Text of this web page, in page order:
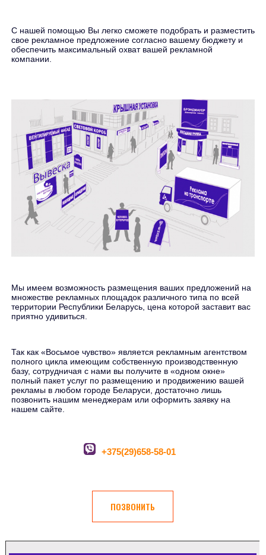
С нашей помощью Вы легко сможете подобрать и разместить
свое рекламное предложение согласно вашему бюджету и
обеспечить максимальный охват вашей рекламной
компании.
Мы имеем возможность размещения ваших предложений на
множестве рекламных площадок различного типа по всей
территории Республики Беларусь, цена которой заставит вас
приятно удивиться.
Так как «Восьмое чувство» является рекламным агентством
полного цикла имеющим собственную производственную
базу, сотрудничая с нами вы получите в «одном окне»
полный пакет услуг по размещению и продвижению вашей
рекламы в любом городе Беларуси, достаточно лишь
позвонить нашим менеджерам или оформить заявку на
нашем сайте.
+375(29)658-58-01
ПОЗВОНИТЬ